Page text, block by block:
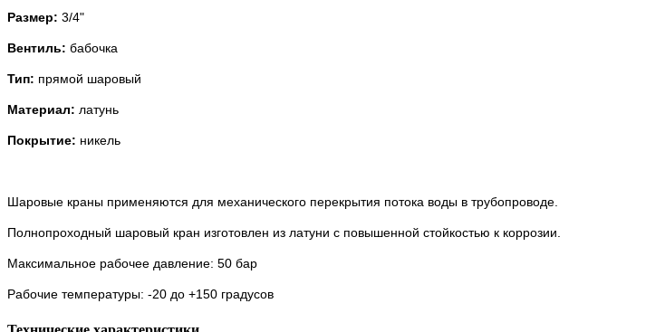
Размер: 3/4"
Вентиль: бабочка
Тип: прямой шаровый
Материал: латунь
Покрытие: никель
Шаровые краны применяются для механического перекрытия потока воды в трубопроводе.
Полнопроходный шаровый кран изготовлен из латуни с повышенной стойкостью к коррозии.
Максимальное рабочее давление: 50 бар
Рабочие температуры: -20 до +150 градусов